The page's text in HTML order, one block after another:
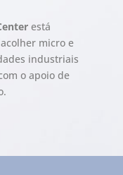
está
micro e
industriais
o apoio de